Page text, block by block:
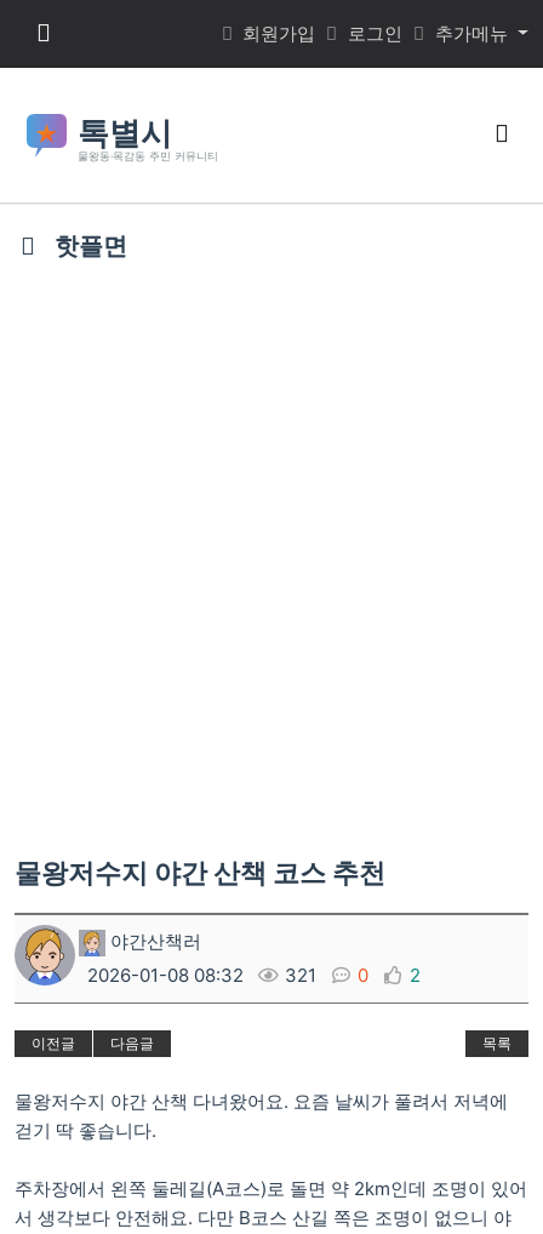
메뉴 버튼 회원가입 로그인 추가메뉴
검
핫플면
물왕저수지 야간 산책 코스 추천
야간산책러
2026-01-08 08:32
321 0 2
이전글 다음글 목록
물왕저수지 야간 산책 다녀왔어요. 요즘 날씨가 풀려서 저녁에
걷기 딱 좋습니다.
주차장에서 왼쪽 둘레길(A코스)로 돌면 약 2km인데 조명이 있어
서 생각보다 안전해요. 다만 B코스 산길 쪽은 조명이 없으니 야